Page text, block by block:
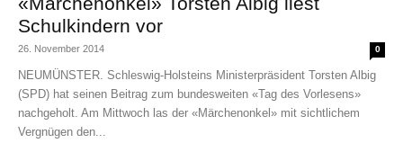
Schulkindern vor
26. November 2014 0
NEUMÜNSTER. Schleswig-Holsteins Ministerpräsident Torsten Albig
(SPD) hat seinen Beitrag zum bundesweiten «Tag des Vorlesens»
nachgeholt. Am Mittwoch las der «Märchenonkel» mit sichtlichem
Vergnügen den...